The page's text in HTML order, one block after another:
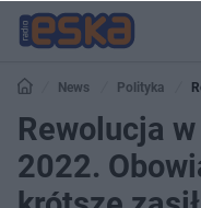
News Polityka
testy i krótsze zasiłki. Co
Rewolucja
2022.